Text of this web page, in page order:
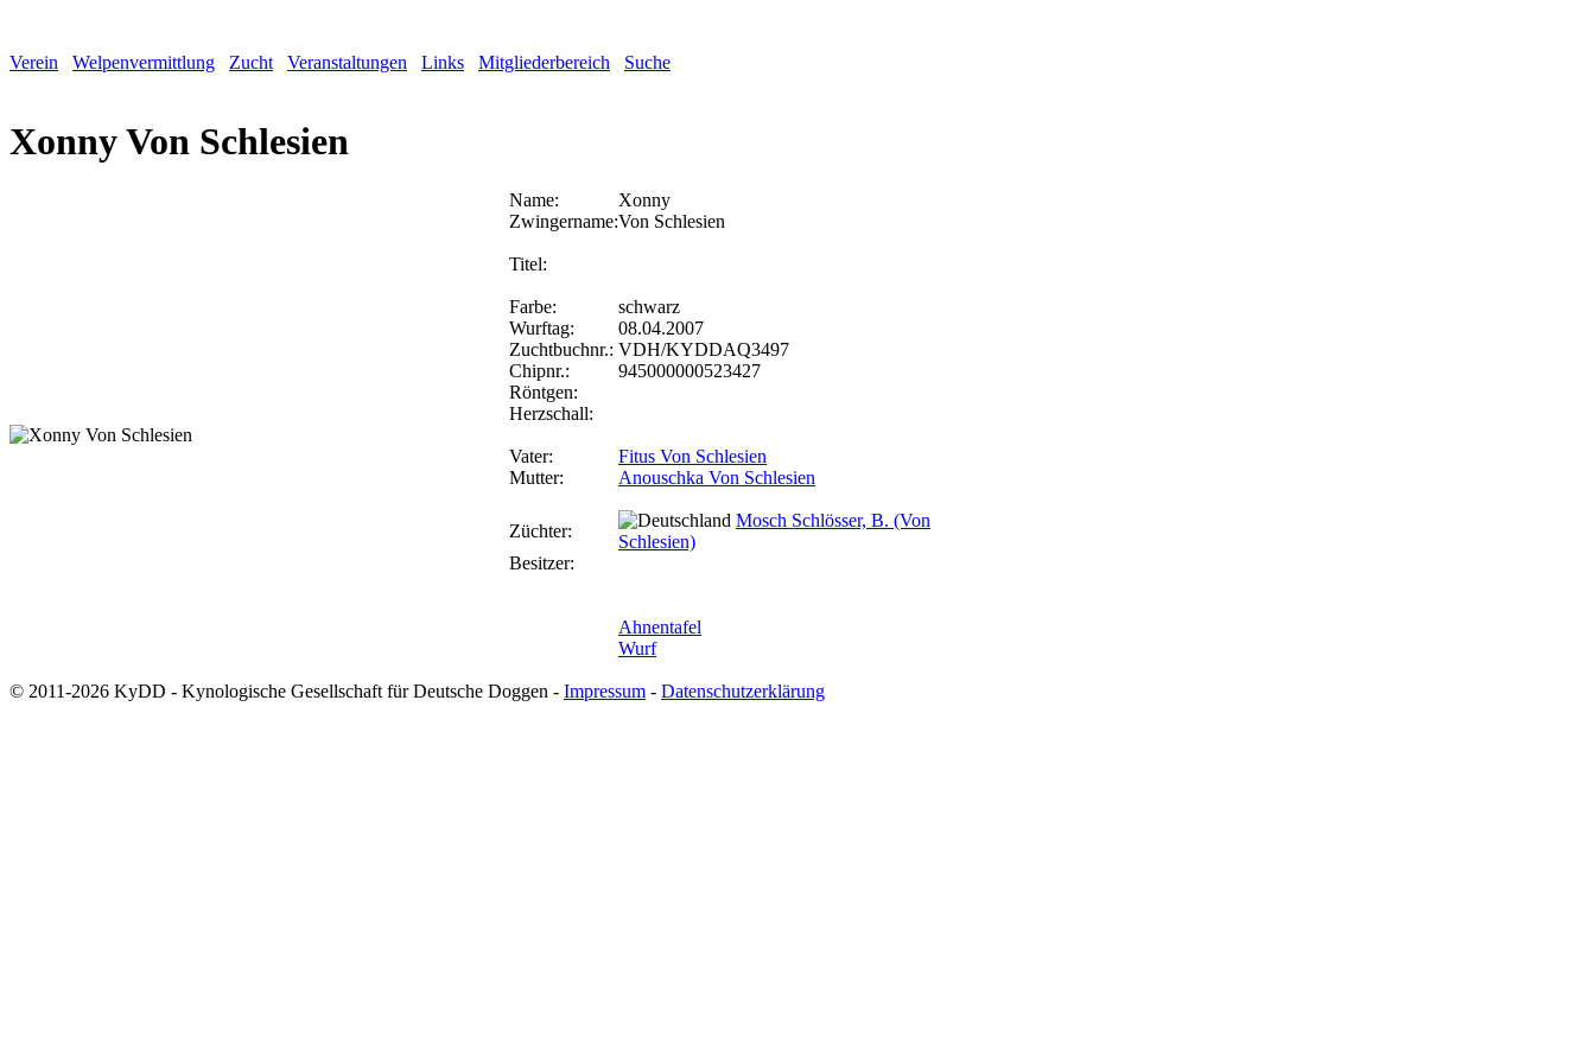
Verein Welpenvermittlung Zucht Veranstaltungen Links Mitgliederbereich Suche
Xonny Von Schlesien
Name:
Xonny
Zwingername:Von Schlesien
Titel:
Farbe:
schwarz
Wurftag:
08.04.2007
Zuchtbuchnr.: VDH/KYDDAQ3497
Chipnr.:
945000000523427
Röntgen:
Herzschall:
Vater:
Fitus Von Schlesien
Mutter:
Anouschka Von Schlesien
Züchter:
Mosch Schlösser, B. (Von
Schlesien)
Besitzer:
Ahnentafel
Wurf
© 2011-2026 KyDD - Kynologische Gesellschaft für Deutsche Doggen - Impressum - Datenschutzerklärung